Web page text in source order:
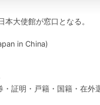
大使館が窓口となる。
in China)
証明・戸籍・国籍・在外